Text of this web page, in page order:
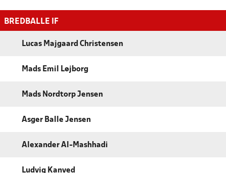
BREDBALLE IF
Lucas Majgaard Christensen
Mads Emil Løjborg
Mads Nordtorp Jensen
Asger Balle Jensen
Alexander Al-Mashhadi
Ludvig Kanved